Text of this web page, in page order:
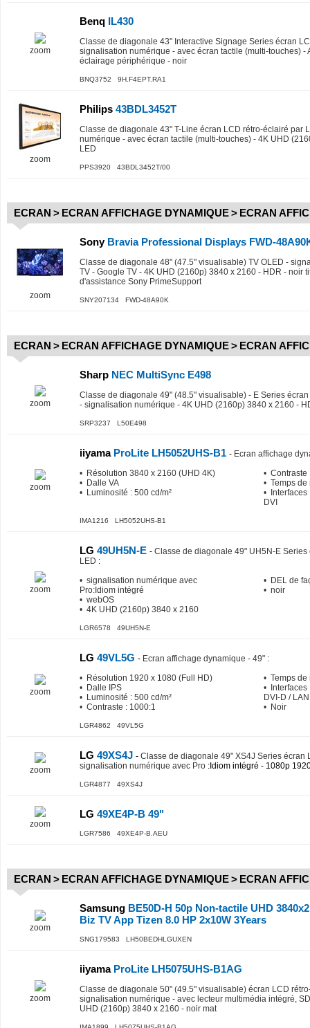
zoom
Benq IL430
Classe de diagonale 43" Interactive Signage Series écran
signalisation numérique - avec écran tactile (multi-touches) -
éclairage périphérique - noir
BNQ3752 9H.F4EPT.RA1
zoom
Philips 43BDL3452T
Classe de diagonale 43" T-Line écran LCD rétro-éclairé par
numérique - avec écran tactile (multi-touches) - 4K UHD
LED
PPS3920 43BDL3452T/00
ECRAN > ECRAN AFFICHAGE DYNAMIQUE> ECRAN
zoom
SonyBravia Professional Displays FWD-
Classe de diagonale 48" (47.5" visualisable) TV OLED -
TV - Google TV - 4K UHD (2160p) 3840 x 2160 - HDR - noir
d'assistance Sony PrimeSupport
SNY207134 FWD-48A90K
ECRAN > ECRAN AFFICHAGE DYNAMIQUE> ECRAN
zoom
Sharp NEC MultiSync E498
Classe de diagonale 49" (48.5" visualisable) - E Series
- signalisation numérique - 4K UHD (2160p) 3840 x 2160 -
SRP3237 L50E498
zoom
iiyamaProLite LH5052UHS-B1 - Ecran affichage
• Résolution 3840 x 2160 (UHD 4K)
• Dalle VA
• Luminosité : 500 cd/m²
• Contraste
• Temps de
• Interfaces
DVI
IMA1216 LH5052UHS-B1
zoom
LG 49UH5N-E - Classe de diagonale 49" UH5N-E
LED :
• signalisation numérique avec
Pro:Idiom intégré
• webOS
• 4K UHD (2160p) 3840 x 2160
• DEL de
• noir
LGR6578 49UH5N-E
zoom
LG 49VL5G - Ecran affichage dynamique - 49" :
• Résolution 1920 x 1080 (Full HD)
• Dalle IPS
• Luminosité : 500 cd/m²
• Contraste : 1000:1
• Temps de
• Interfaces
DVI-D / LAN
• Noir
LGR4862 49VL5G
zoom
LG 49XS4J - Classe de diagonale 49" XS4J Series écran
signalisation numérique avec Pro :Idiom intégré - 1080p
LGR4877 49XS4J
zoom
LG 49XE4P-B 49"
LGR7586 49XE4P-B.AEU
ECRAN > ECRAN AFFICHAGE DYNAMIQUE> ECRAN
zoom
Samsung BE50D-H 50p Non-tactile UHD
Biz TV App Tizen 8.0 HP 2x10W 3Years
SNG179583 LH50BEDHLGUXEN
zoom
iiyamaProLite LH5075UHS-B1AG
Classe de diagonale 50" (49.5" visualisable) écran LCD
signalisation numérique - avec lecteur multimédia intégré,
UHD (2160p) 3840 x 2160 - noir mat